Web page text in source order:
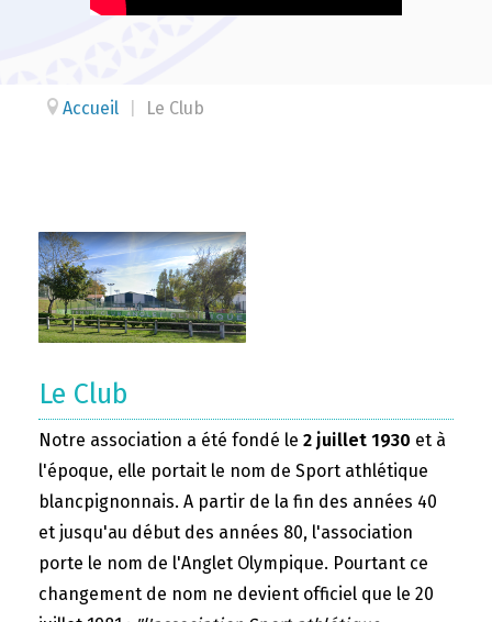
Accueil Le Club
Le Club
Notre association a été fondé le 2 juillet 1930 et à
l'époque, elle portait le nom de Sport athlétique
blancpignonnais. A partir de la fin des années 40
et jusqu'au début des années 80, l'association
porte le nom de l'Anglet Olympique. Pourtant ce
changement de nom ne devient officiel que le 20